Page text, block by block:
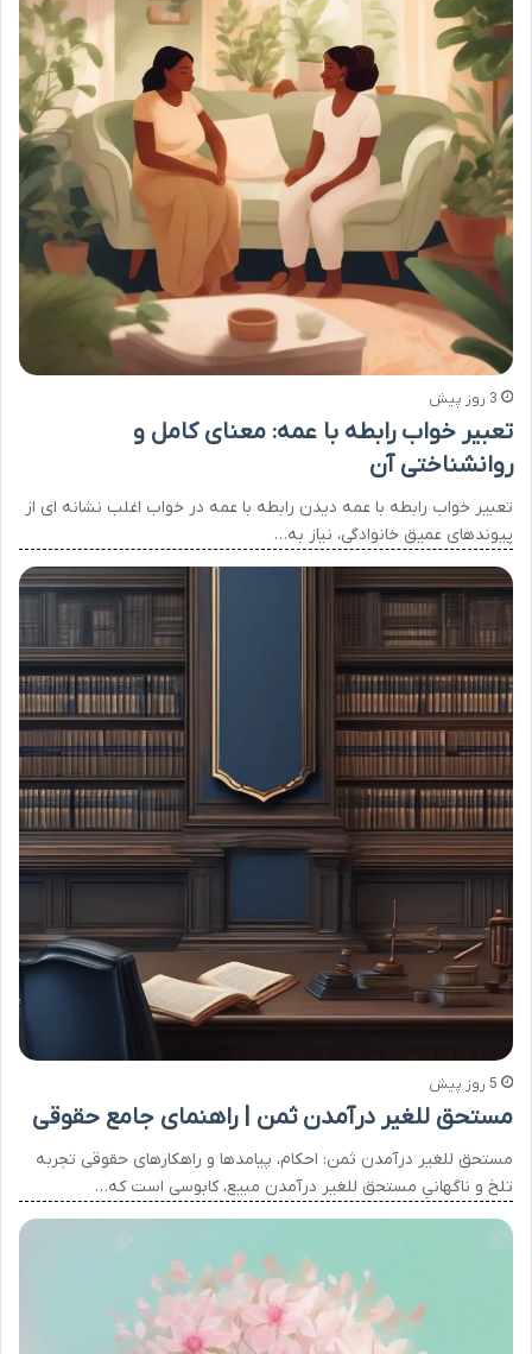
3 روز پیش
تعبیر خواب رابطه با عمه: معنای کامل و
روانشناختی آن
تعبیر خواب رابطه با عمه دیدن رابطه با عمه در خواب اغلب نشانه ای از
پیوندهای عمیق خانوادگی، نیاز به…
5 روز پیش
مستحق للغیر درآمدن ثمن | راهنمای جامع حقوقی
مستحق للغیر درآمدن ثمن: احکام، پیامدها و راهکارهای حقوقی تجربه
تلخ و ناگهانیِ مستحق للغیر درآمدن مبیع، کابوسی است که…